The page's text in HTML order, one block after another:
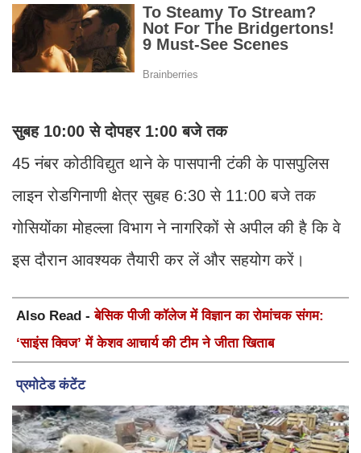
सुबह 10:00 से दोपहर 1:00 बजे तक
45 नंबर कोठीविद्युत थाने के पासपानी टंकी के पासपुलिस
लाइन रोडगिनाणी क्षेत्र सुबह 6:30 से 11:00 बजे तक
गोसियोंका मोहल्ला विभाग ने नागरिकों से अपील की है कि वे
इस दौरान आवश्यक तैयारी कर लें और सहयोग करें।
Also Read -बेसिक पीजी कॉलेज में विज्ञान का रोमांचक संगम:
‘साइंस क्विज’ में केशव आचार्य की टीम ने जीता खिताब